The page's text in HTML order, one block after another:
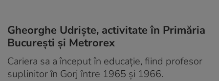
Gheorghe Udriște, activitate în Primăria
București și Metrorex
Cariera sa a început în educație, fiind profesor
suplinitor în Gorj între 1965 și 1966.